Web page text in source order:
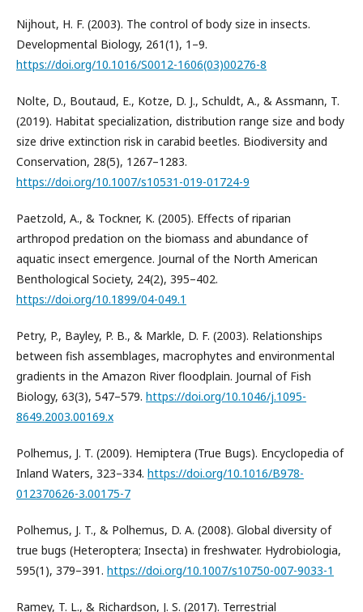
Nijhout, H. F. (2003). The control of body size in insects.
Developmental Biology, 261(1), 1–9.
https://doi.org/10.1016/S0012-1606(03)00276-8
Nolte, D., Boutaud, E., Kotze, D. J., Schuldt, A., & Assmann, T.
(2019). Habitat specialization, distribution range size and body
size drive extinction risk in carabid beetles. Biodiversity and
Conservation, 28(5), 1267–1283.
https://doi.org/10.1007/s10531-019-01724-9
Paetzold, A., & Tockner, K. (2005). Effects of riparian
arthropod predation on the biomass and abundance of
aquatic insect emergence. Journal of the North American
Benthological Society, 24(2), 395–402.
https://doi.org/10.1899/04-049.1
Petry, P., Bayley, P. B., & Markle, D. F. (2003). Relationships
between fish assemblages, macrophytes and environmental
gradients in the Amazon River floodplain. Journal of Fish
Biology, 63(3), 547–579. https://doi.org/10.1046/j.1095-
8649.2003.00169.x
Polhemus, J. T. (2009). Hemiptera (True Bugs). Encyclopedia of
Inland Waters, 323–334. https://doi.org/10.1016/B978-
012370626-3.00175-7
Polhemus, J. T., & Polhemus, D. A. (2008). Global diversity of
true bugs (Heteroptera; Insecta) in freshwater. Hydrobiologia,
595(1), 379–391. https://doi.org/10.1007/s10750-007-9033-1
Ramey, T. L., & Richardson, J. S. (2017). Terrestrial